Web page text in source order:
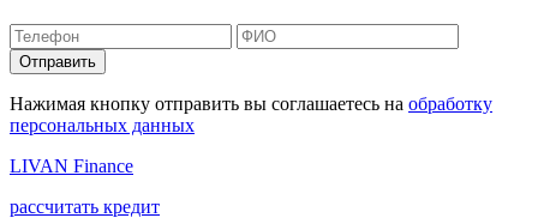
Отправить
Нажимая кнопку отправить вы соглашаетесь на обработку
персональных данных
LIVAN Finance
рассчитать кредит